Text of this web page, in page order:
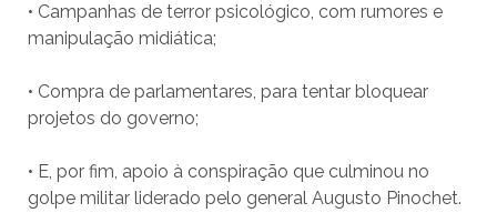
• Campanhas de terror psicológico, com rumores e
manipulação midiática;
• Compra de parlamentares, para tentar bloquear
projetos do governo;
• E, por fim, apoio à conspiração que culminou no
golpe militar liderado pelo general Augusto Pinochet.